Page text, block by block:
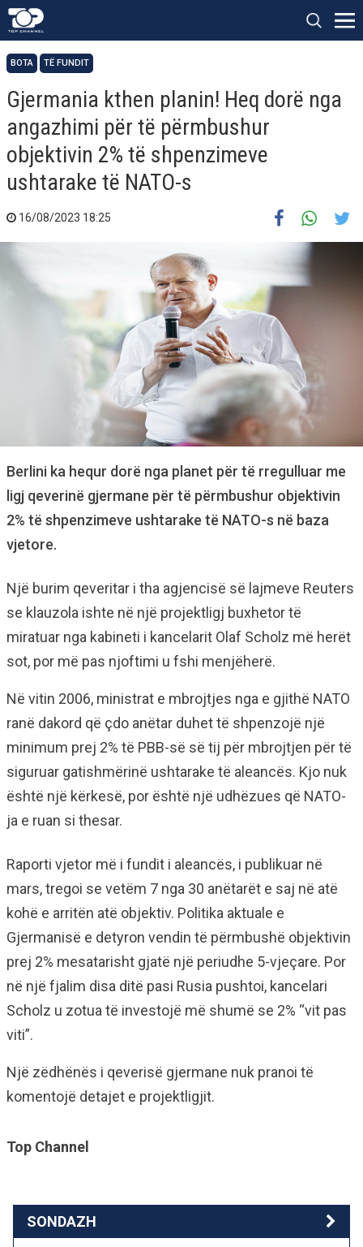
BOTA TË FUNDIT
Gjermania kthen planin! Heq dorë nga
angazhimi për të përmbushur
objektivin 2% të shpenzimeve
ushtarake të NATO-s
16/08/2023 18:25
Berlini ka hequr dorë nga planet për të rregulluar me
ligj qeverinë gjermane për të përmbushur objektivin
2% të shpenzimeve ushtarake të NATO-s në baza
vjetore.
Një burim qeveritar i tha agjencisë së lajmeve Reuters
se klauzola ishte në një projektligj buxhetor të
miratuar nga kabineti i kancelarit Olaf Scholz më herët
sot, por më pas njoftimi u fshi menjëherë.
Në vitin 2006, ministrat e mbrojtjes nga e gjithë NATO
ranë dakord që çdo anëtar duhet të shpenzojë një
minimum prej 2% të PBB-së së tij për mbrojtjen për të
siguruar gatishmërinë ushtarake të aleancës. Kjo nuk
është një kërkesë, por është një udhëzues që NATO-
ja e ruan si thesar.
Raporti vjetor më i fundit i aleancës, i publikuar në
mars, tregoi se vetëm 7 nga 30 anëtarët e saj në atë
kohë e arritën atë objektiv. Politika aktuale e
Gjermanisë e detyron vendin të përmbushë objektivin
prej 2% mesatarisht gjatë një periudhe 5-vjeçare. Por
në një fjalim disa ditë pasi Rusia pushtoi, kancelari
Scholz u zotua të investojë më shumë se 2% “vit pas
viti”.
Një zëdhënës i qeverisë gjermane nuk pranoi të
komentojë detajet e projektligjit.
Top Channel
SONDAZH